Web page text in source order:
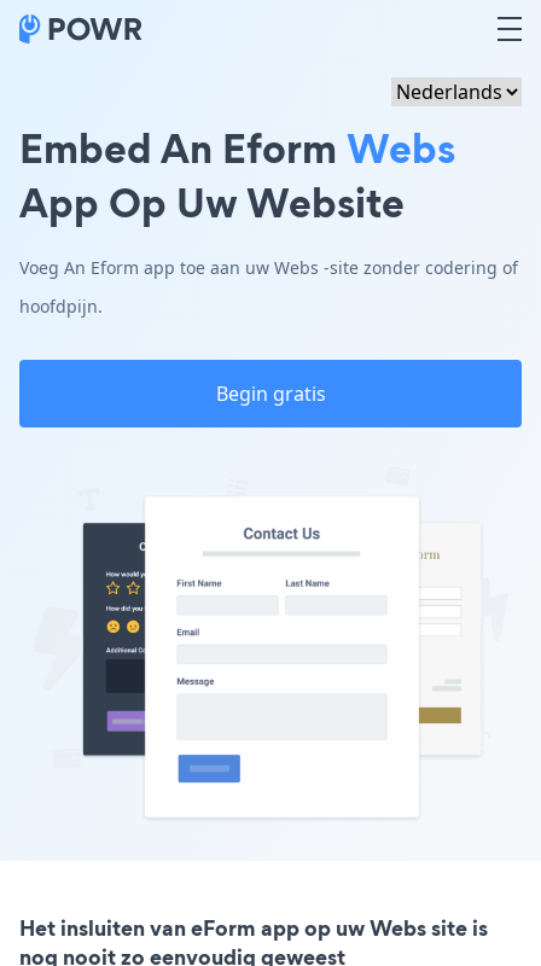
Embed An Eform Webs
App Op Uw Website
Voeg An Eform app toe aan uw Webs -site zonder codering of
hoofdpijn.
Begin gratis
Het insluiten van eForm app op uw Webs site is
nog nooit zo eenvoudig geweest